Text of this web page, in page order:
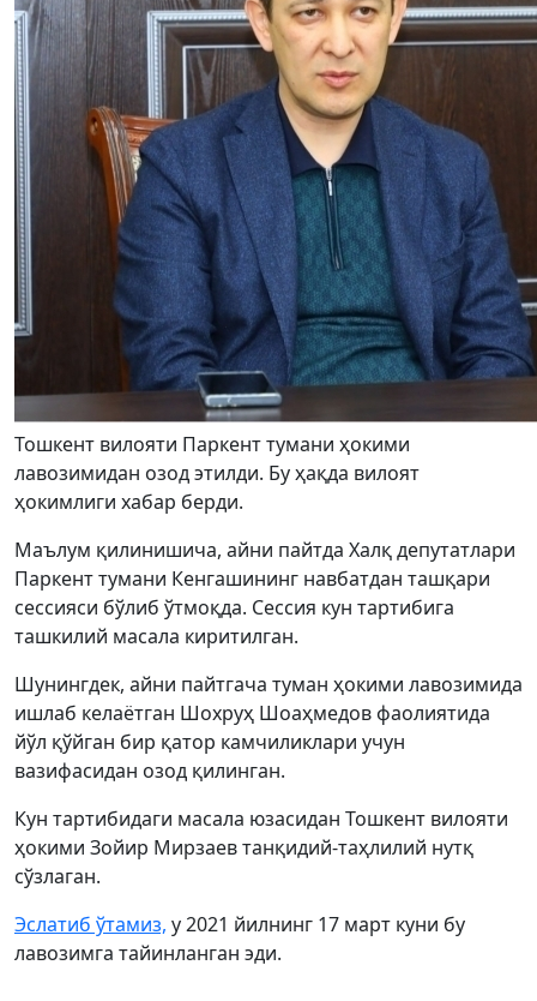
Тошкент вилояти Паркент тумани ҳокими
лавозимидан озод этилди. Бу ҳақда вилоят
ҳокимлиги хабар берди.
Маълум қилинишича, айни пайтда Халқ депутатлари
Паркент тумани Кенгашининг навбатдан ташқари
сессияси бўлиб ўтмоқда. Сессия кун тартибига
ташкилий масала киритилган.
Шунингдек, айни пайтгача туман ҳокими лавозимида
ишлаб келаётган Шохруҳ Шоаҳмедов фаолиятида
йўл қўйган бир қатор камчиликлари учун
вазифасидан озод қилинган.
Кун тартибидаги масала юзасидан Тошкент вилояти
ҳокими Зойир Мирзаев танқидий-таҳлилий нутқ
сўзлаган.
Эслатиб ўтамиз, у 2021 йилнинг 17 март куни бу
лавозимга тайинланган эди.